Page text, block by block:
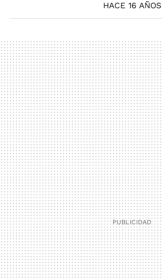
HACE 16 AÑOS